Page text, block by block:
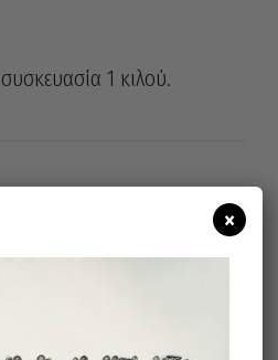
1 κιλού.
×